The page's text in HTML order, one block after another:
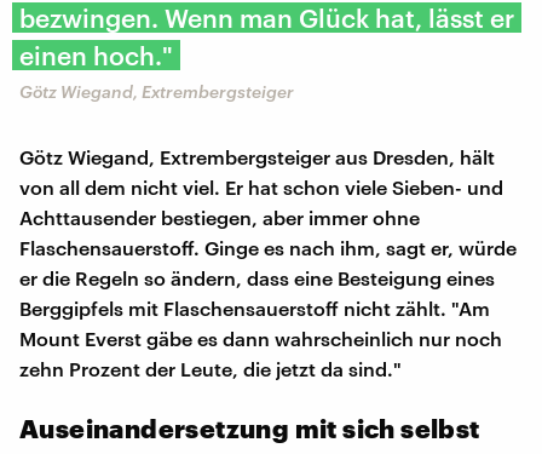
bezwingen. Wenn man Glück hat, lässt er
einen hoch."
Götz Wiegand, Extrembergsteiger
Götz Wiegand, Extrembergsteiger aus Dresden, hält
von all dem nicht viel. Er hat schon viele Sieben- und
Achttausender bestiegen, aber immer ohne
Flaschensauerstoff. Ginge es nach ihm, sagt er, würde
er die Regeln so ändern, dass eine Besteigung eines
Berggipfels mit Flaschensauerstoff nicht zählt. "Am
Mount Everst gäbe es dann wahrscheinlich nur noch
zehn Prozent der Leute, die jetzt da sind."
Auseinandersetzung mit sich selbst